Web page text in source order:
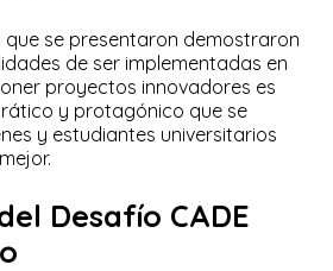
que se presentaron demostraron
de ser implementadas en
proyectos innovadores es
y protagónico que se
y estudiantes universitarios
Desafío CADE